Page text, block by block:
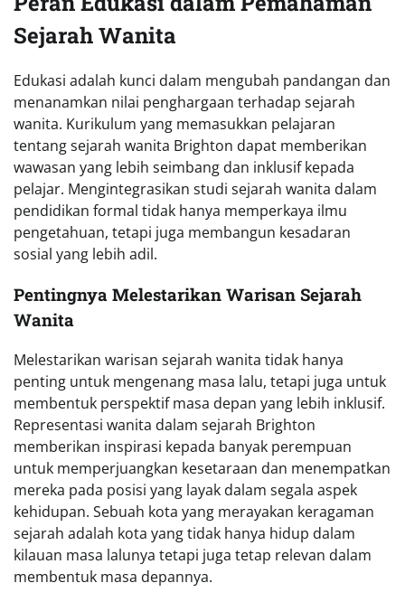
Sejarah Wanita
Edukasi adalah kunci dalam mengubah pandangan dan
menanamkan nilai penghargaan terhadap sejarah
wanita. Kurikulum yang memasukkan pelajaran
tentang sejarah wanita Brighton dapat memberikan
wawasan yang lebih seimbang dan inklusif kepada
pelajar. Mengintegrasikan studi sejarah wanita dalam
pendidikan formal tidak hanya memperkaya ilmu
pengetahuan, tetapi juga membangun kesadaran
sosial yang lebih adil.
Pentingnya Melestarikan Warisan Sejarah
Wanita
Melestarikan warisan sejarah wanita tidak hanya
penting untuk mengenang masa lalu, tetapi juga untuk
membentuk perspektif masa depan yang lebih inklusif.
Representasi wanita dalam sejarah Brighton
memberikan inspirasi kepada banyak perempuan
untuk memperjuangkan kesetaraan dan menempatkan
mereka pada posisi yang layak dalam segala aspek
kehidupan. Sebuah kota yang merayakan keragaman
sejarah adalah kota yang tidak hanya hidup dalam
kilauan masa lalunya tetapi juga tetap relevan dalam
membentuk masa depannya.